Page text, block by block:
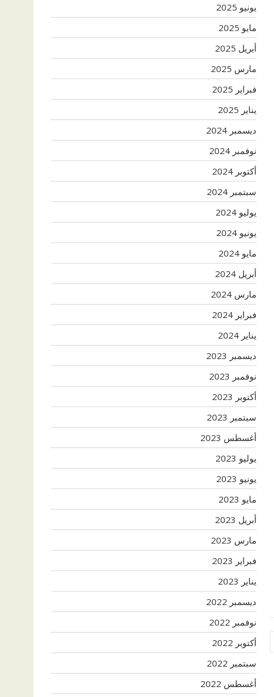
يونيو 2025
مايو 2025
أبريل 2025
مارس 2025
فبراير 2025
يناير 2025
ديسمبر 2024
نوفمبر 2024
أكتوبر 2024
سبتمبر 2024
يوليو 2024
يونيو 2024
مايو 2024
أبريل 2024
مارس 2024
فبراير 2024
يناير 2024
ديسمبر 2023
نوفمبر 2023
أكتوبر 2023
سبتمبر 2023
أغسطس 2023
يوليو 2023
يونيو 2023
مايو 2023
أبريل 2023
مارس 2023
فبراير 2023
يناير 2023
ديسمبر 2022
نوفمبر 2022
أكتوبر 2022
سبتمبر 2022
أغسطس 2022